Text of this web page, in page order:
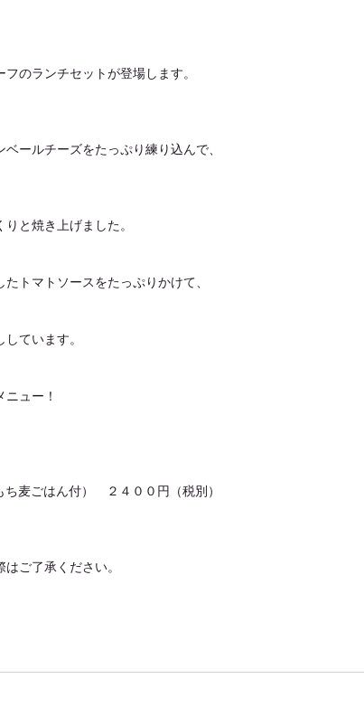
のランチセットが登場します。
ールチーズをたっぷり練り込んで、
と焼き上げました。
トマトソースをたっぷりかけて、
ています。
ュー！
麦ごはん付）　２４００円（税別）
ご了承ください。